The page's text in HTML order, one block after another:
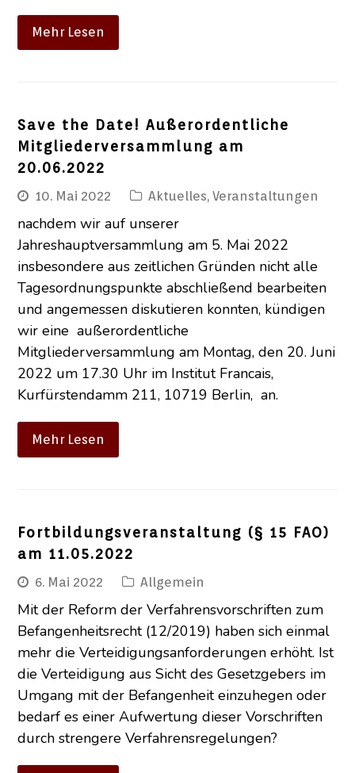
Mehr Lesen
Save the Date! Außerordentliche
Mitgliederversammlung am
20.06.2022
10. Mai 2022 Aktuelles,Veranstaltungen
nachdem wir auf unserer
Jahreshauptversammlung am 5. Mai 2022
insbesondere aus zeitlichen Gründen nicht alle
Tagesordnungspunkte abschließend bearbeiten
und angemessen diskutieren konnten, kündigen
wir eine außerordentliche
Mitgliederversammlung am Montag, den 20. Juni
2022 um 17.30 Uhr im Institut Francais,
Kurfürstendamm 211, 10719 Berlin, an.
Mehr Lesen
Fortbildungsveranstaltung (§ 15 FAO)
am 11.05.2022
6. Mai 2022 Allgemein
Mit der Reform der Verfahrensvorschriften zum
Befangenheitsrecht (12/2019) haben sich einmal
mehr die Verteidigungsanforderungen erhöht. Ist
die Verteidigung aus Sicht des Gesetzgebers im
Umgang mit der Befangenheit einzuhegen oder
bedarf es einer Aufwertung dieser Vorschriften
durch strengere Verfahrensregelungen?